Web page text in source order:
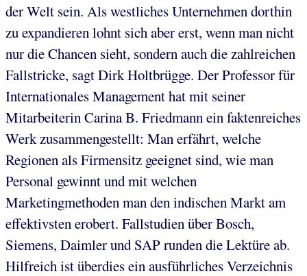
der Welt sein. Als westliches Unternehmen dorthin
zu expandieren lohnt sich aber erst, wenn man nicht
nur die Chancen sieht, sondern auch die zahlreichen
Fallstricke, sagt Dirk Holtbrügge. Der Professor für
Internationales Management hat mit seiner
Mitarbeiterin Carina B. Friedmann ein faktenreiches
Werk zusammengestellt: Man erfährt, welche
Regionen als Firmensitz geeignet sind, wie man
Personal gewinnt und mit welchen
Marketingmethoden man den indischen Markt am
effektivsten erobert. Fallstudien über Bosch,
Siemens, Daimler und SAP runden die Lektüre ab.
Hilfreich ist überdies ein ausführliches Verzeichnis